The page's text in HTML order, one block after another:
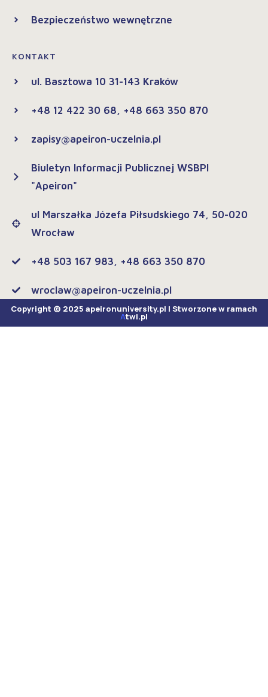
Bezpieczeństwo wewnętrzne
KONTAKT
ul. Basztowa 10 31-143 Kraków
+48 12 422 30 68, +48 663 350 870
zapisy@apeiron-uczelnia.pl
Biuletyn Informacji Publicznej WSBPI
"Apeiron"
ul Marszałka Józefa Piłsudskiego 74, 50-020
Wrocław
+48 503 167 983, +48 663 350 870
wroclaw@apeiron-uczelnia.pl
Copyright © 2025 apeironuniversity.pl | Stworzone w ramach
Atwi.pl